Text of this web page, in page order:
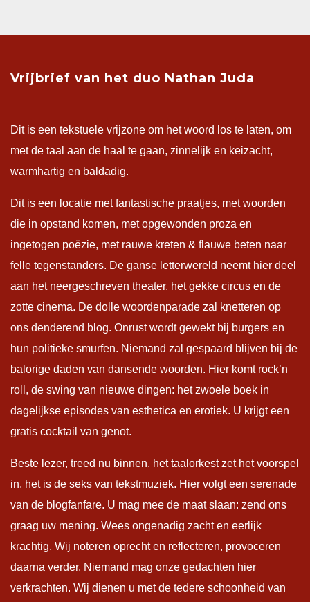
Vrijbrief van het duo Nathan Juda
Dit is een tekstuele vrijzone om het woord los te laten, om
met de taal aan de haal te gaan, zinnelijk en keizacht,
warmhartig en baldadig.
Dit is een locatie met fantastische praatjes, met woorden
die in opstand komen, met opgewonden proza en
ingetogen poëzie, met rauwe kreten & flauwe beten naar
felle tegenstanders. De ganse letterwereld neemt hier deel
aan het neergeschreven theater, het gekke circus en de
zotte cinema. De dolle woordenparade zal knetteren op
ons denderend blog. Onrust wordt gewekt bij burgers en
hun politieke smurfen. Niemand zal gespaard blijven bij de
balorige daden van dansende woorden. Hier komt rock’n
roll, de swing van nieuwe dingen: het zwoele boek in
dagelijkse episodes van esthetica en erotiek. U krijgt een
gratis cocktail van genot.
Beste lezer, treed nu binnen, het taalorkest zet het voorspel
in, het is de seks van tekstmuziek. Hier volgt een serenade
van de blogfanfare. U mag mee de maat slaan: zend ons
graag uw mening. Wees ongenadig zacht en eerlijk
krachtig. Wij noteren oprecht en reflecteren, provoceren
daarna verder. Niemand mag onze gedachten hier
verkrachten. Wij dienen u met de tedere schoonheid van